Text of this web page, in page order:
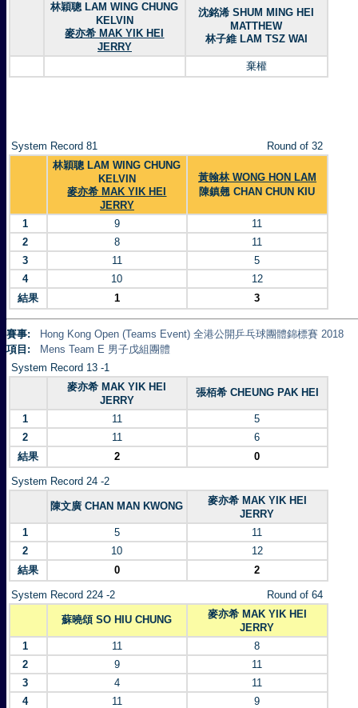
林穎聰 LAM WING CHUNG
KELVIN
麥亦希 MAK YIK HEI
JERRY
沈銘浠 SHUM MING HEI
MATTHEW
林子維 LAM TSZ WAI
棄權
System Record 81
Round of 32
林穎聰 LAM WING CHUNG
KELVIN
麥亦希 MAK YIK HEI
JERRY
黃翰林 WONG HON LAM
陳鎮翹 CHAN CHUN KIU
1 9
11
2
8
11
3
11
5
4
10
12
結果
1 3
賽事:
Hong Kong Open (Teams Event) 全港公開乒乓球團體錦標賽 2018
項目:
Mens Team E 男子戊組團體
System Record 13 -1
麥亦希 MAK YIK HEI
JERRY
張栢希 CHEUNG PAK HEI
1 11
5
2
11
6
結果
2 0
System Record 24 -2
陳文廣 CHAN MAN KWONG
麥亦希 MAK YIK HEI
JERRY
1
5
11
2
10
12
結果
0 2
System Record 224 -2 Round of 64
蘇曉頌 SO HIU CHUNG
麥亦希 MAK YIK HEI
JERRY
1
11
8
2
9
11
3
4
11
4
11
9